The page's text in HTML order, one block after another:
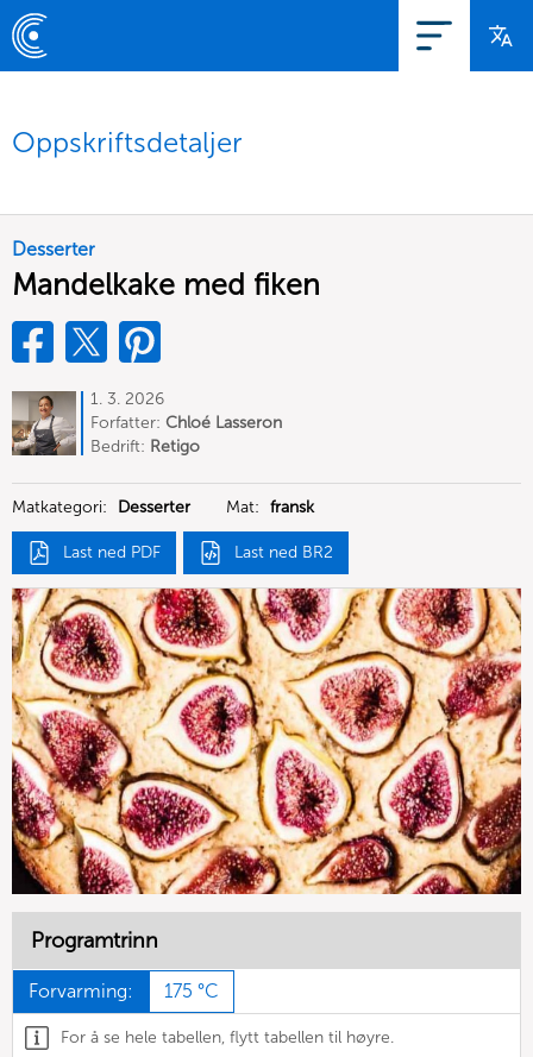
Oppskriftsdetaljer
Desserter
Mandelkake med fiken
1. 3. 2026
Forfatter: Chloé Lasseron
Bedrift: Retigo
Matkategori: Desserter Mat: fransk
Last ned PDF Last ned BR2
Programtrinn
Forvarming: 175 °C
For å se hele tabellen, flytt tabellen til høyre.